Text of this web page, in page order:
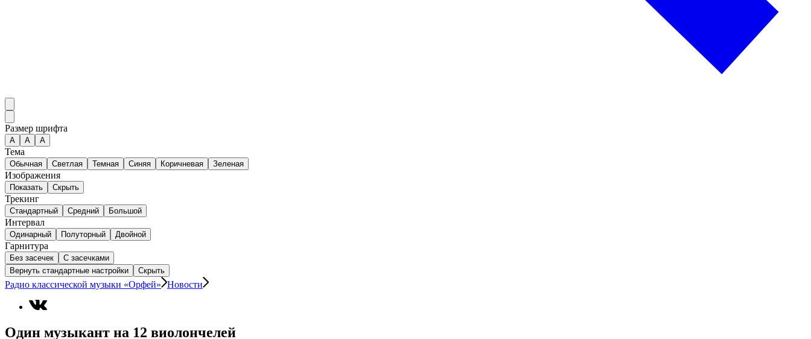
Размер шрифта
А A A
Тема
Обычная Светлая Темная Синяя Коричневая Зеленая
Изображения
Показать Скрыть
Трекинг
Стандартный Средний Большой
Интервал
Одинарный Полуторный Двойной
Гарнитура
Без засечек
С засечками
Вернуть стандартные настройки
Скрыть
Радио классической музыки «Орфей» Новости
Один музыкант на 12 виолончелей